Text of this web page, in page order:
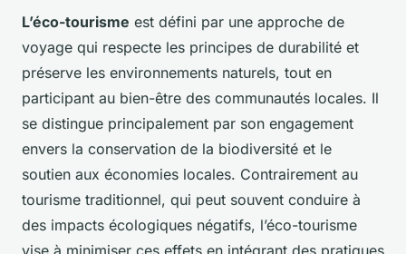
L’éco-tourisme est défini par une approche de
voyage qui respecte les principes de durabilité et
préserve les environnements naturels, tout en
participant au bien-être des communautés locales. Il
se distingue principalement par son engagement
envers la conservation de la biodiversité et le
soutien aux économies locales. Contrairement au
tourisme traditionnel, qui peut souvent conduire à
des impacts écologiques négatifs, l’éco-tourisme
vise à minimiser ces effets en intégrant des pratiques